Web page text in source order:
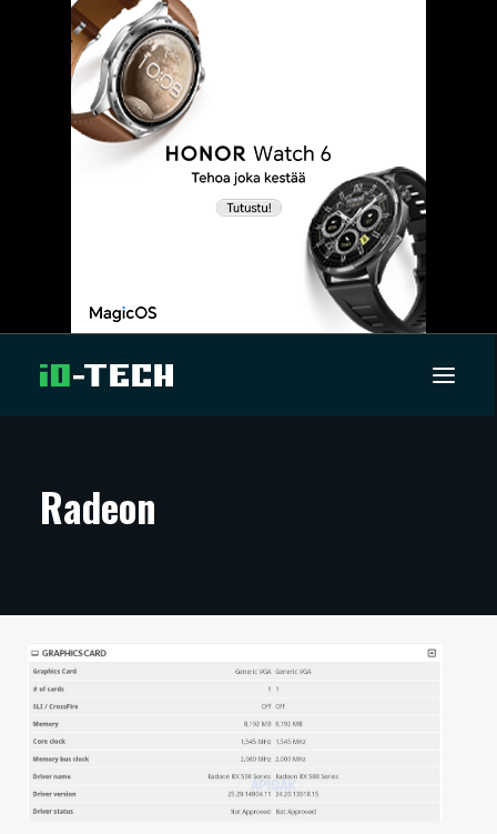
ARTIKKELIT
TECHBBS
TIETOA
HINTA.FI
KAUPPA
VAIHDA TEEMA
Radeon